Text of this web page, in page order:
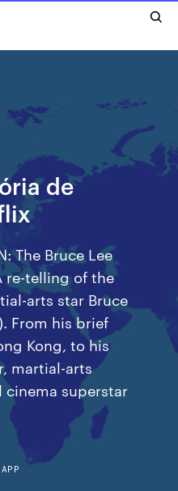
de
The Bruce Lee
re-telling of the
arts star Bruce
From his brief
Kong, to his
martial-arts
cinema superstar